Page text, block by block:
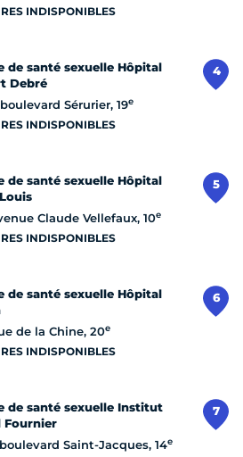
INDISPONIBLES
4
de santé sexuelle Hôpital
Debré
Sérurier, 19e
INDISPONIBLES
5
de santé sexuelle Hôpital
Claude Vellefaux, 10e
INDISPONIBLES
6
de santé sexuelle Hôpital
de la Chine, 20e
INDISPONIBLES
7
de santé sexuelle Institut
Fournier
Saint-Jacques, 14e